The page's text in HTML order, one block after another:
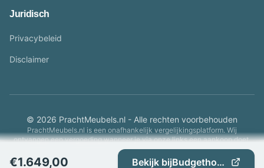
€1.649,00 Bekijk bij Budgethomestore
Juridisch
Privacybeleid
Disclaimer
© 2026 PrachtMeubels.nl - Alle rechten voorbehouden
PrachtMeubels.nl is een onafhankelijk vergelijkingsplatform. Wij
ontvangen een vergoeding wanneer je via onze links een aankoop doet.